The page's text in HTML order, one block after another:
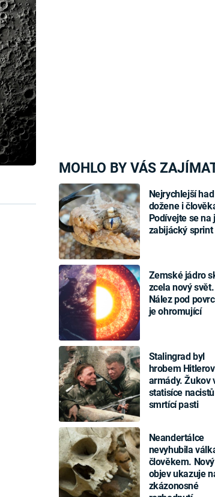
MOHLO BY VÁS
Nejrychlejší
dožene i
Podívejte se na
zabijácký sprint
Zemské jádro
zcela nový svět.
Nález pod
je ohromující
Stalingrad byl
hrobem
armády. Žukov
statisíce
smrtící pasti
Neandertálce
nevyhubila
člověkem. Nový
objev ukazuje
zkázonosné